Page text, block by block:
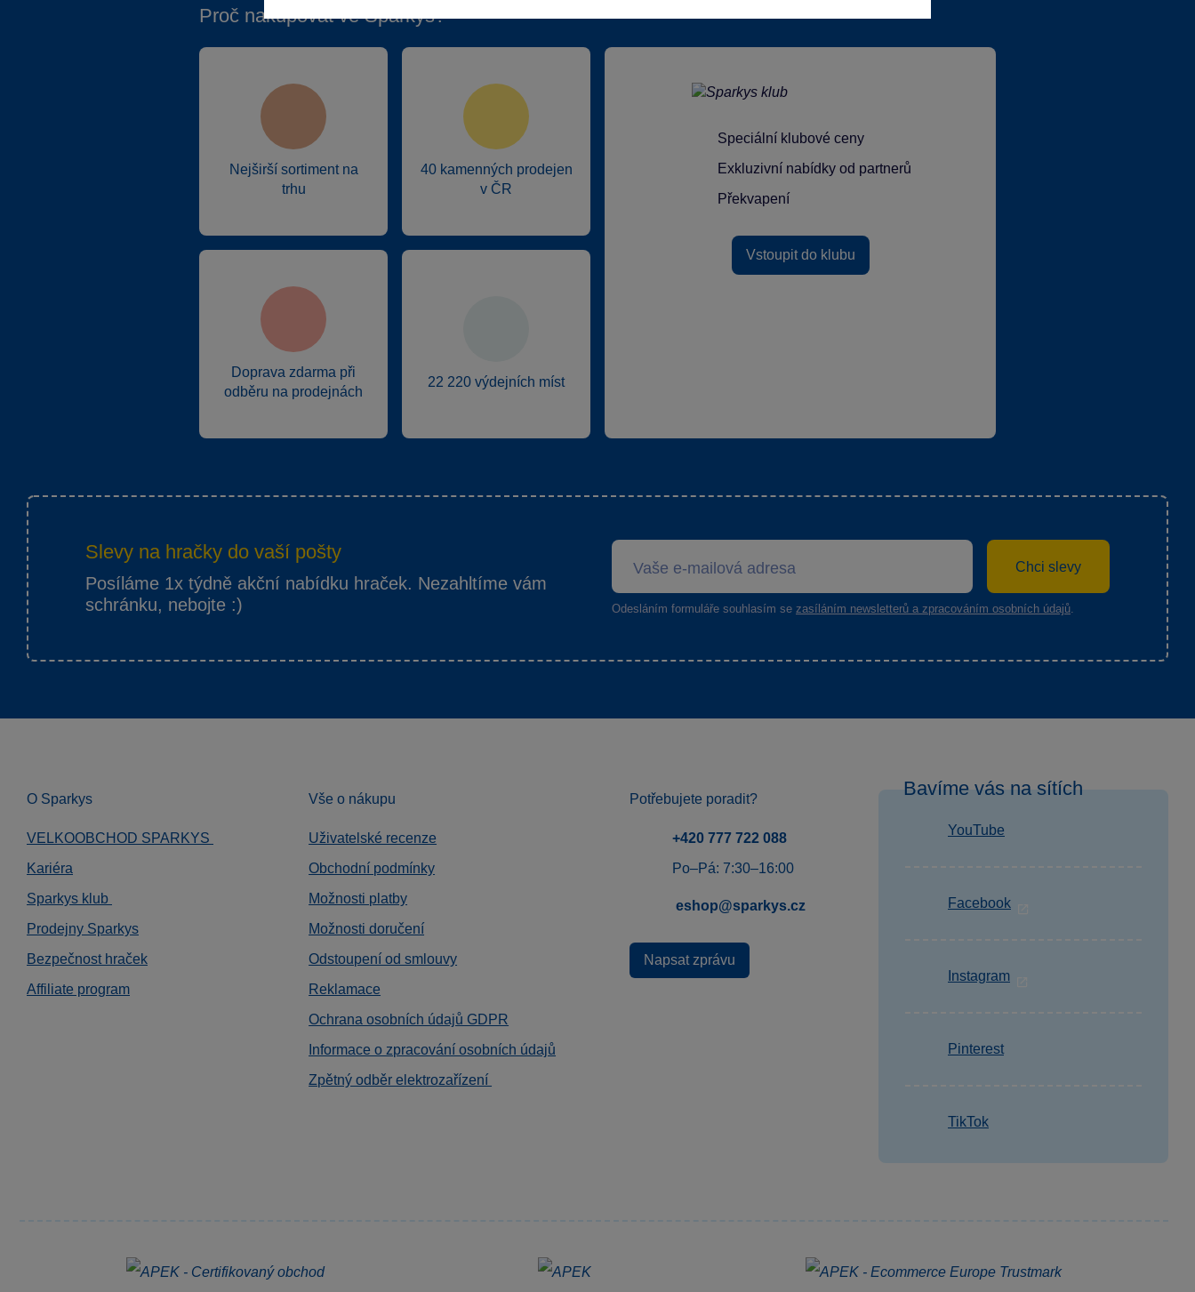
Proč nakupovat ve Sparkys?
Nejširší sortiment na
trhu
40 kamenných prodejen
v ČR
Doprava zdarma při
odběru na prodejnách
22 220 výdejních míst
Speciální klubové ceny
Exkluzivní nabídky od partnerů
Překvapení
Vstoupit do klubu
Slevy na hračky do vaší pošty
Posíláme 1x týdně akční nabídku hraček. Nezahltíme vám
schránku, nebojte :)
Chci slevy
Odesláním formuláře souhlasím se zasíláním newsletterů a zpracováním osobních údajů
O Sparkys
VELKOOBCHOD SPARKYS
Kariéra
Sparkys klub
Prodejny Sparkys
Bezpečnost hraček
Affiliate program
Vše o nákupu
Uživatelské recenze
Obchodní podmínky
Možnosti platby
Možnosti doručení
Odstoupení od smlouvy
Reklamace
Ochrana osobních údajů GDPR
Informace o zpracování osobních údajů
Zpětný odběr elektrozařízení
Potřebujete poradit?
+420 777 722 088
Po–Pá: 7:30–16:00
eshop@sparkys.cz
Napsat zprávu
Bavíme vás na sítích
YouTube
Facebook
Instagram
Pinterest
TikTok